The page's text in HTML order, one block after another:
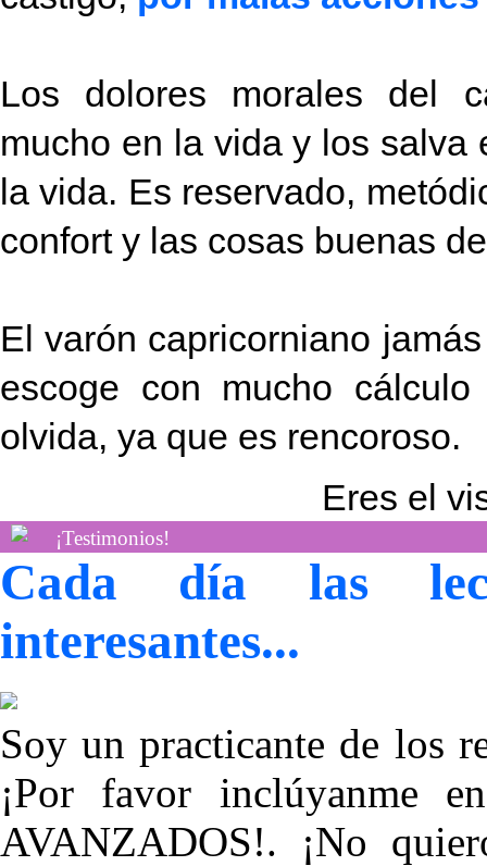
Los dolores morales del
mucho en la vida y los salva
la vida. Es reservado,
confort y las cosas buenas
El varón capricorniano
escoge con mucho
olvida, ya que es rencoroso.
Eres el
¡Testimonios!
Cada día las
interesantes...
Soy un practicante de los
¡Por favor inclúyanme
AVANZADOS!. ¡No